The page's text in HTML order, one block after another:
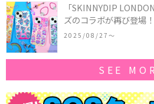
「SKINNYDIP
ズのコラボが再び登場
作コレクションを発売♪
2025/08/27〜
SEE